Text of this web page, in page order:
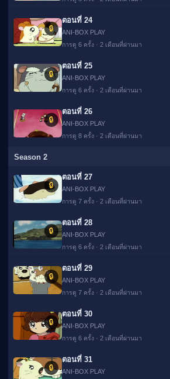
🔒
ตอนที่ 24
ANI-BOX PLAY
การดู 6 ครั้ง · 2 เดือนที่ผ่านมา
🔒
ตอนที่ 25
ANI-BOX PLAY
การดู 6 ครั้ง · 2 เดือนที่ผ่านมา
🔒
ตอนที่ 26
ANI-BOX PLAY
การดู 8 ครั้ง · 2 เดือนที่ผ่านมา
Season 2
🔒
ตอนที่ 27
ANI-BOX PLAY
การดู 7 ครั้ง · 2 เดือนที่ผ่านมา
🔒
ตอนที่ 28
ANI-BOX PLAY
การดู 6 ครั้ง · 2 เดือนที่ผ่านมา
🔒
ตอนที่ 29
ANI-BOX PLAY
การดู 7 ครั้ง · 2 เดือนที่ผ่านมา
🔒
ตอนที่ 30
ANI-BOX PLAY
การดู 6 ครั้ง · 2 เดือนที่ผ่านมา
🔒
ตอนที่ 31
ANI-BOX PLAY